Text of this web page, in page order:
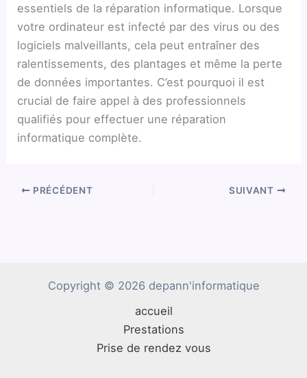
essentiels de la réparation informatique. Lorsque
votre ordinateur est infecté par des virus ou des
logiciels malveillants, cela peut entraîner des
ralentissements, des plantages et même la perte
de données importantes. C’est pourquoi il est
crucial de faire appel à des professionnels
qualifiés pour effectuer une réparation
informatique complète.
PRÉCÉDENT SUIVANT
Copyright © 2026 depann'informatique
accueil
Prestations
Prise de rendez vous